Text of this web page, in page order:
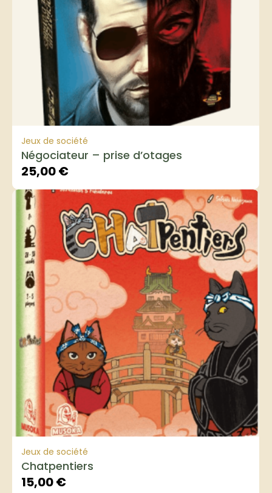
Jeux de société
Négociateur – prise d’otages
25,00€
Jeux de société
Chatpentiers
15,00€